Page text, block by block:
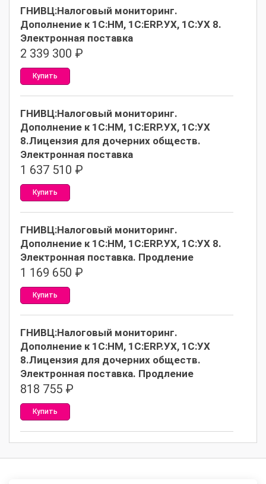
ГНИВЦ:Налоговый мониторинг.
Дополнение к 1С:НМ, 1С:ERP.УХ, 1С:УХ 8.
Электронная поставка
2 339 300 ₽
Купить
ГНИВЦ:Налоговый мониторинг.
Дополнение к 1С:НМ, 1С:ERP.УХ, 1С:УХ
8.Лицензия для дочерних обществ.
Электронная поставка
1 637 510 ₽
Купить
ГНИВЦ:Налоговый мониторинг.
Дополнение к 1С:НМ, 1С:ERP.УХ, 1С:УХ 8.
Электронная поставка. Продление
1 169 650 ₽
Купить
ГНИВЦ:Налоговый мониторинг.
Дополнение к 1С:НМ, 1С:ERP.УХ, 1С:УХ
8.Лицензия для дочерних обществ.
Электронная поставка. Продление
818 755 ₽
Купить